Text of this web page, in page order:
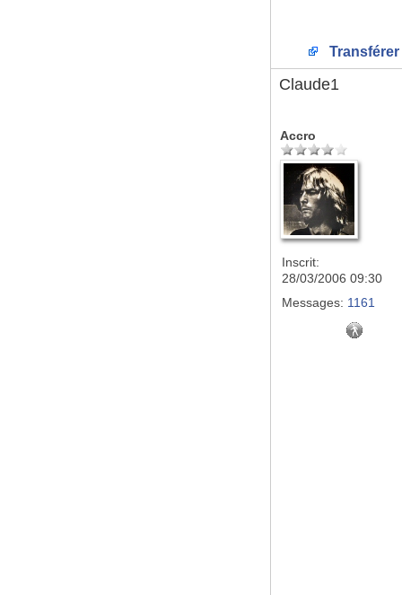
Transférer
Claude1
Accro
Inscrit:
28/03/2006 09:30
Messages: 1161